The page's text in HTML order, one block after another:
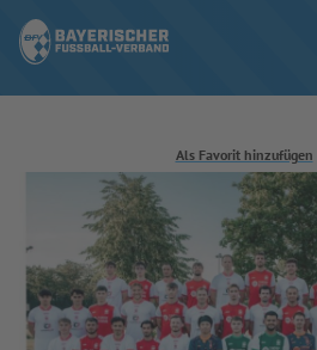
ERGEBNISSE & WETTBEWERBE
NEUIGKEITEN
Als Favorit hinzufügen